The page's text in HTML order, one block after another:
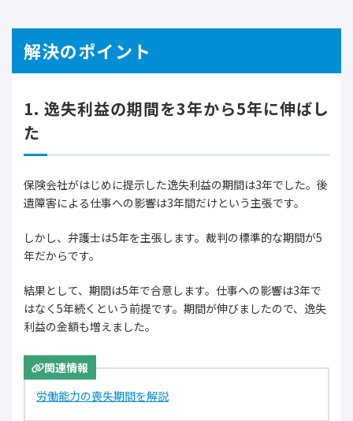
解決のポイント
1. 逸失利益の期間を3年から5年に伸ばし
た
保険会社がはじめに提示した逸失利益の期間は3年でした。後
遺障害による仕事への影響は3年間だけという主張です。
しかし、弁護士は5年を主張します。裁判の標準的な期間が5
年だからです。
結果として、期間は5年で合意します。仕事への影響は3年で
はなく5年続くという前提です。期間が伸びましたので、逸失
利益の金額も増えました。
関連情報
労働能力の喪失期間を解説